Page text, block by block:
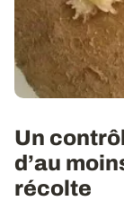
Un
d’au
récolte